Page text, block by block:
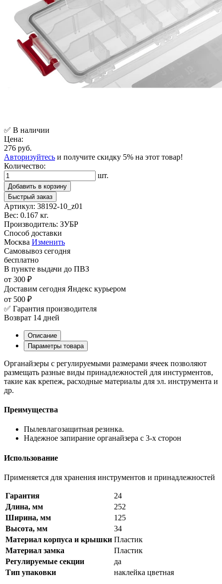
✅ В наличии
Цена:
276 руб.
Авторизуйтесь и получите скидку 5% на этот товар!
Количество:
шт.
Добавить в корзину
Быстрый заказ
Артикул: 38192-10_z01
Вес: 0.167 кг.
Производитель: ЗУБР
Способ доставки
Москва Изменить
Самовывоз сегодня
бесплатно
В пункте выдачи до ПВЗ
от 300 ₽
Доставим сегодня Яндекс курьером
от 500 ₽
✅ Гарантия производителя
Возврат 14 дней
Описание
Параметры товара
Органайзеры с регулируемыми размерами ячеек позволяют
размещать разные виды принадлежностей для инстурментов,
такие как крепеж, расходные материалы для эл. инструмента и
др.
Преимущества
Пылевлагозащитная резинка.
Надежное запирание органайзера с 3-х сторон
Использование
Применяется для хранения инструментов и принадлежностей
Гарантия
24
Длина, мм
252
Ширина, мм
125
Высота, мм
34
Материал корпуса и крышки Пластик
Материал замка
Пластик
Регулируемые секции
да
Тип упаковки
наклейка цветная